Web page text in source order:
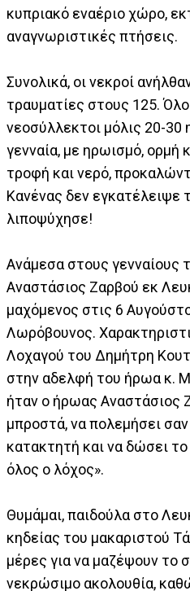
κυπριακό εναέριο χώρο,
αναγνωριστικές πτήσεις.
Συνολικά, οι νεκροί
τραυματίες στους 125.
νεοσύλλεκτοι μόλις 20-
γενναία, με ηρωισμό, ορμή
τροφή και νερό,
Κανένας δεν εγκατέλειψε
λιποψύχησε!
Ανάμεσα στους γενναίους
Αναστάσιος Ζαρβού εκ
μαχόμενος στις 6
Λωρόβουνος.
Λοχαγού του Δημήτρη
στην αδελφή του ήρωα κ.
ήταν ο ήρωας Αναστάσιος
μπροστά, να πολεμήσει
κατακτητή και να δώσει
όλος ο λόχος».
Θυμάμαι, παιδούλα στο
κηδείας του μακαριστού
μέρες για να μαζέψουν το
νεκρώσιμο ακολουθία,